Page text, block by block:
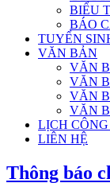
BIỂU
BÁO
TUYỂN
VĂN BẢN
VĂN
VĂN
VĂN
VĂN
LỊCH
LIÊN HỆ
Thông báo